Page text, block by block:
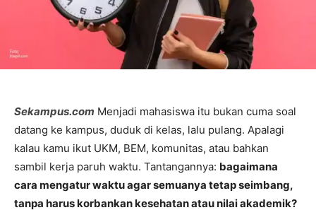
Sekampus.com Menjadi mahasiswa itu bukan cuma soal
datang ke kampus, duduk di kelas, lalu pulang. Apalagi
kalau kamu ikut UKM, BEM, komunitas, atau bahkan
sambil kerja paruh waktu. Tantangannya: bagaimana
cara mengatur waktu agar semuanya tetap seimbang,
tanpa harus korbankan kesehatan atau nilai akademik?